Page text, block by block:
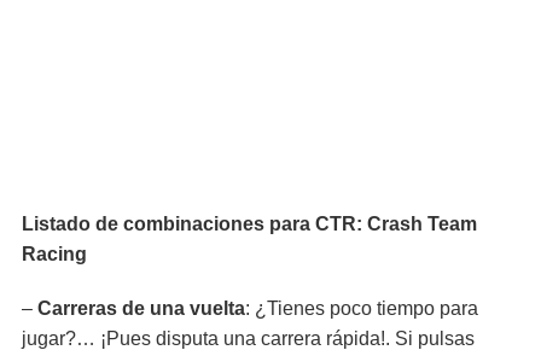
Listado de combinaciones para CTR: Crash Team
Racing
– Carreras de una vuelta: ¿Tienes poco tiempo para
jugar?… ¡Pues disputa una carrera rápida!. Si pulsas